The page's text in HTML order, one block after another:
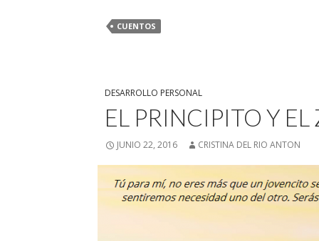
CUENTOS
DESARROLLO PERSONAL
EL PRINCIPITO Y
JUNIO 22, 2016 CRISTINA DEL RIO ANTON